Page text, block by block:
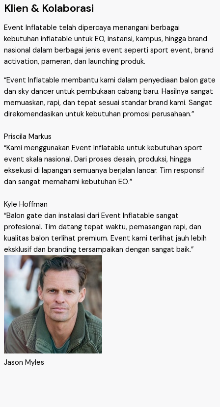
Klien & Kolaborasi
Event Inflatable telah dipercaya menangani berbagai
kebutuhan inflatable untuk EO, instansi, kampus, hingga brand
nasional dalam berbagai jenis event seperti sport event, brand
activation, pameran, dan launching produk.
“Event Inflatable membantu kami dalam penyediaan balon gate
dan sky dancer untuk pembukaan cabang baru. Hasilnya sangat
memuaskan, rapi, dan tepat sesuai standar brand kami. Sangat
direkomendasikan untuk kebutuhan promosi perusahaan.”
Priscila Markus
“Kami menggunakan Event Inflatable untuk kebutuhan sport
event skala nasional. Dari proses desain, produksi, hingga
eksekusi di lapangan semuanya berjalan lancar. Tim responsif
dan sangat memahami kebutuhan EO.”
Kyle Hoffman
“Balon gate dan instalasi dari Event Inflatable sangat
profesional. Tim datang tepat waktu, pemasangan rapi, dan
kualitas balon terlihat premium. Event kami terlihat jauh lebih
eksklusif dan branding tersampaikan dengan sangat baik.”
Jason Myles